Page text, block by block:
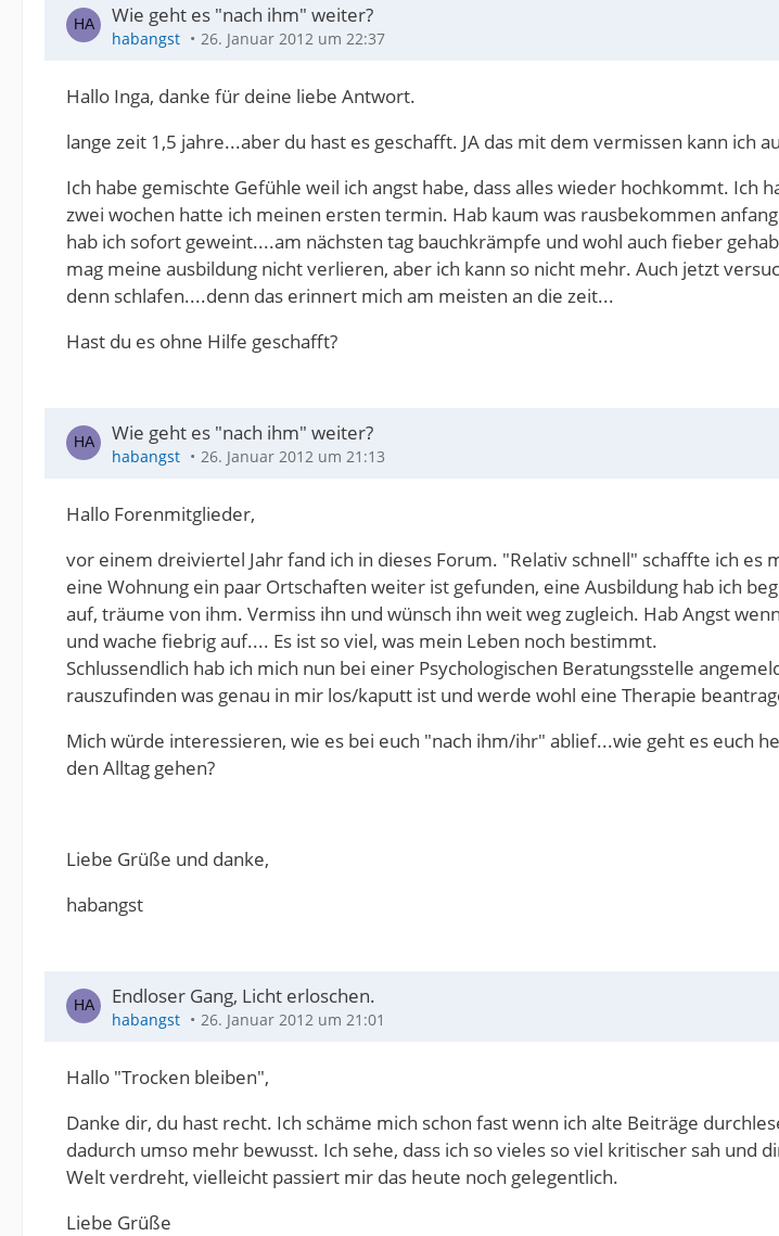
Wie geht es "nach ihm" weiter?
habangst 26. Januar 2012 um 22:37
Hallo Inga, danke für deine liebe Antwort.
lange zeit 1,5 jahre...aber du hast es geschafft. JA das mit dem vermissen kann ich
Ich habe gemischte Gefühle weil ich angst habe, dass alles wieder hochkommt. Ich
zwei wochen hatte ich meinen ersten termin. Hab kaum was rausbekommen
hab ich sofort geweint....am nächsten tag bauchkrämpfe und wohl auch fieber
mag meine ausbildung nicht verlieren, aber ich kann so nicht mehr. Auch jetzt
denn schlafen....denn das erinnert mich am meisten an die zeit...
Hast du es ohne Hilfe geschafft?
Wie geht es "nach ihm" weiter?
habangst 26. Januar 2012 um 21:13
Hallo Forenmitglieder,
vor einem dreiviertel Jahr fand ich in dieses Forum. "Relativ schnell" schaffte ich es
eine Wohnung ein paar Ortschaften weiter ist gefunden, eine Ausbildung hab ich
auf, träume von ihm. Vermiss ihn und wünsch ihn weit weg zugleich. Hab Angst
und wache fiebrig auf.... Es ist so viel, was mein Leben noch bestimmt.
Schlussendlich hab ich mich nun bei einer Psychologischen Beratungsstelle
rauszufinden was genau in mir los/kaputt ist und werde wohl eine Therapie
Mich würde interessieren, wie es bei euch "nach ihm/ihr" ablief...wie geht es euch
den Alltag gehen?
Liebe Grüße und danke,
habangst
Endloser Gang, Licht erloschen.
habangst 26. Januar 2012 um 21:01
Hallo "Trocken bleiben",
Danke dir, du hast recht. Ich schäme mich schon fast wenn ich alte Beiträge
dadurch umso mehr bewusst. Ich sehe, dass ich so vieles so viel kritischer sah und
Welt verdreht, vielleicht passiert mir das heute noch gelegentlich.
Liebe Grüße